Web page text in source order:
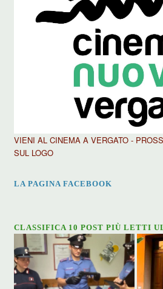
VIENI AL CINEMA A VERGATO -
SUL LOGO
LA PAGINA FACEBOOK
CLASSIFICA 10 POST PIÙ LETTI